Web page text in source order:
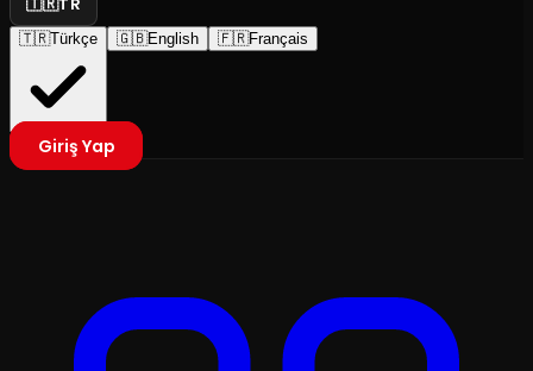
🇹🇷Türkçe 🇬🇧English 🇫🇷Français
Giriş Yap